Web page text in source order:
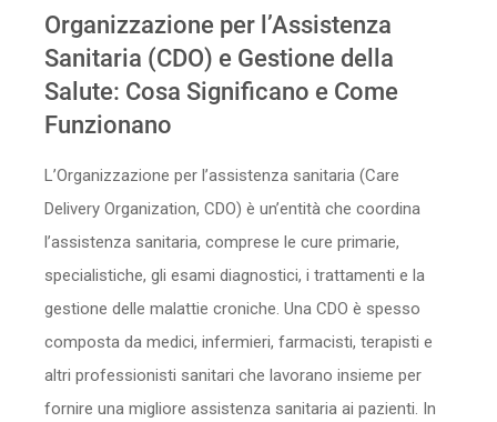
Servizi
Organizzazione per l’Assistenza
Sanitaria (CDO) e Gestione della
Salute: Cosa Significano e Come
Funzionano
L’Organizzazione per l’assistenza sanitaria (Care
Delivery Organization, CDO) è un’entità che coordina
l’assistenza sanitaria, comprese le cure primarie,
specialistiche, gli esami diagnostici, i trattamenti e la
gestione delle malattie croniche. Una CDO è spesso
composta da medici, infermieri, farmacisti, terapisti e
altri professionisti sanitari che lavorano insieme per
fornire una migliore assistenza sanitaria ai pazienti. In